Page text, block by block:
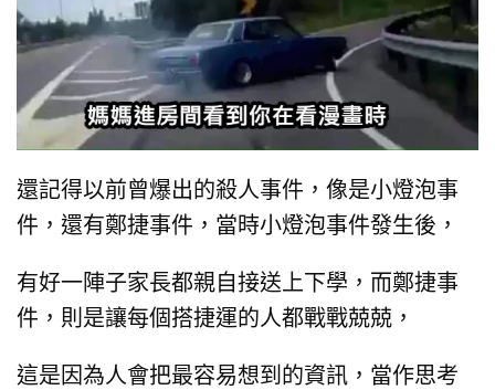
還記得以前曾爆出的殺人事件， 像是小燈泡事
件， 還有鄭捷事件， 當時小燈泡事件發生後，
有好一陣子家長都親自接送上下學， 而鄭捷事
件， 則是讓每個搭捷運的人都戰戰兢兢，
這是因為人會把最容易想到的資訊， 當作思考